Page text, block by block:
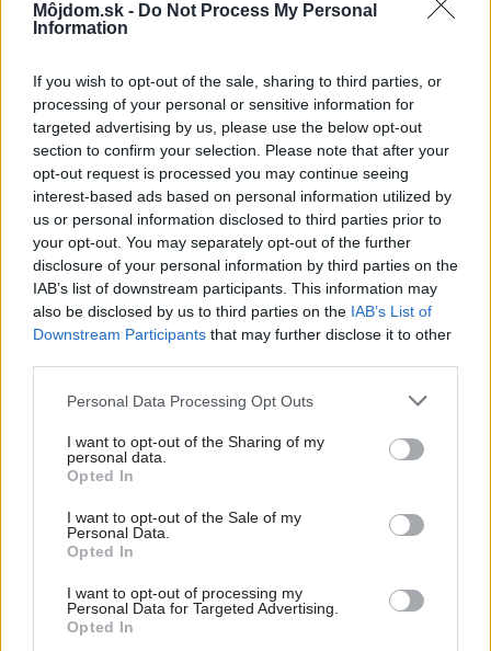
Môjdom.sk - Do Not Process My Personal
Information
If you wish to opt-out of the sale, sharing to third parties, or
processing of your personal or sensitive information for
targeted advertising by us, please use the below opt-out
section to confirm your selection. Please note that after your
opt-out request is processed you may continue seeing
interest-based ads based on personal information utilized by
us or personal information disclosed to third parties prior to
your opt-out. You may separately opt-out of the further
disclosure of your personal information by third parties on the
IAB’s list of downstream participants. This information may
also be disclosed by us to third parties on the IAB’s List of
Downstream Participants that may further disclose it to other
Please note that this website/app uses one or more Google
not limited to your visit or usage behaviour. You may click to
grant or deny consent to Google and its third-party tags to
use your data for below specified purposes in below Google
consent section.
Personal Data Processing Opt Outs
I want to opt-out of the Sharing of my
personal data.
Opted In
I want to opt-out of the Sale of my
Personal Data.
Opted In
I want to opt-out of processing my
Personal Data for Targeted Advertising.
Opted In
Celý život na 21 metroch. Táto maringotka
ponúka únik do ticha prírody a život, v
ktorom toho netreba veľa
rieka. Miestni remeselníci vytvorili bývanie,
ktoré vyzerá ako malý raj